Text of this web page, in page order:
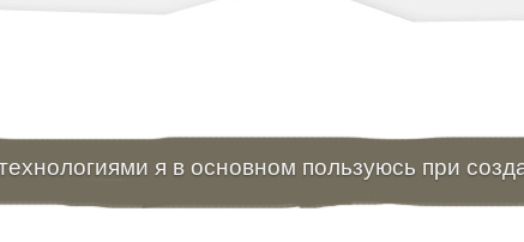
я в основном пользуюсь при